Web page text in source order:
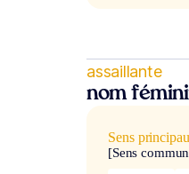
assaillante
nom
Sens
[Sens